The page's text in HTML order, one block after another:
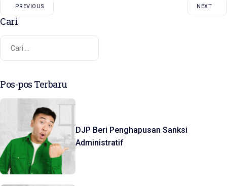
PREVIOUS NEXT
Cari
Pos-pos Terbaru
DJP Beri Penghapusan Sanksi
Administratif